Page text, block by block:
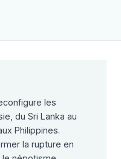
les
du Sri Lanka au
Philippines.
la rupture en